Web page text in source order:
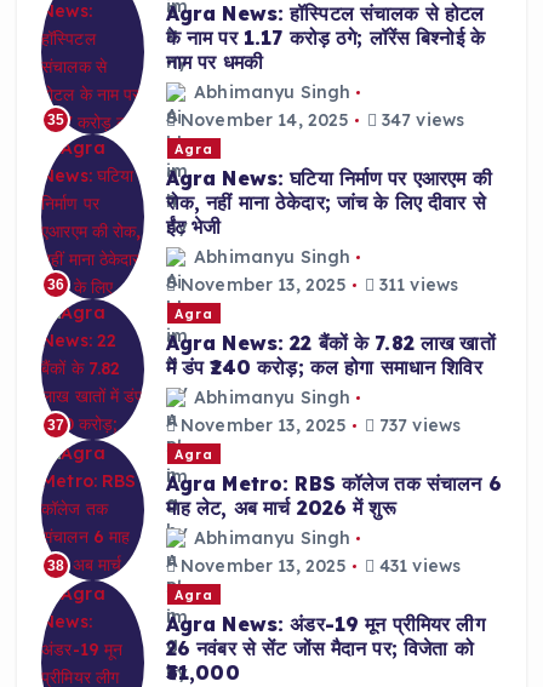
35
Agra News: हॉस्पिटल संचालक से होटल
के नाम पर 1.17 करोड़ ठगे; लॉरेंस बिश्नोई के
नाम पर धमकी
Abhimanyu Singh
November 14, 2025
347 views
36
Agra
Agra News: घटिया निर्माण पर एआरएम की
रोक, नहीं माना ठेकेदार; जांच के लिए दीवार से
ईंट भेजी
Abhimanyu Singh
November 13, 2025
311 views
37
Agra
Agra News: 22 बैंकों के 7.82 लाख खातों
में डंप ₹240 करोड़; कल होगा समाधान शिविर
Abhimanyu Singh
November 13, 2025
737 views
38
Agra
Agra Metro: RBS कॉलेज तक संचालन 6
माह लेट, अब मार्च 2026 में शुरू
Abhimanyu Singh
November 13, 2025
431 views
Agra
Agra News: अंडर-19 मून प्रीमियर लीग
26 नवंबर से सेंट जोंस मैदान पर; विजेता को
₹31,000